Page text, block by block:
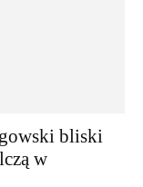
bliski
w